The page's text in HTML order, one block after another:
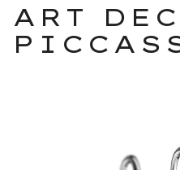
ART